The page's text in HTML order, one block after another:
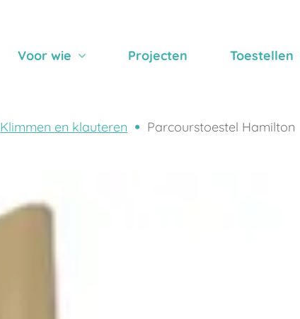
Voor wie Projecten Toestellen
Klimmen en klauteren Parcourstoestel Hamilton